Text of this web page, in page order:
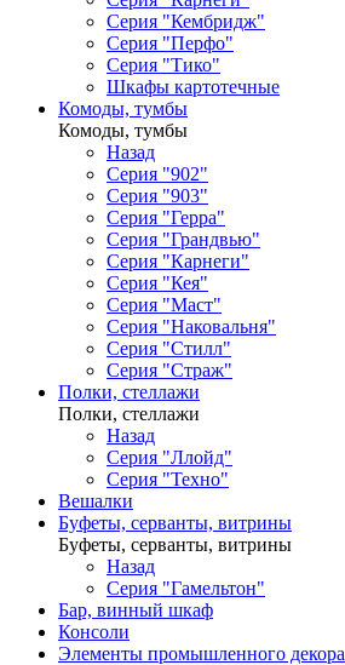
Серия "Кембридж"
Серия "Перфо"
Серия "Тико"
Шкафы картотечные
Комоды, тумбы
Комоды, тумбы
Назад
Серия "902"
Серия "903"
Серия "Герра"
Серия "Грандвью"
Серия "Карнеги"
Серия "Кея"
Серия "Маст"
Серия "Наковальня"
Серия "Стилл"
Серия "Страж"
Полки, стеллажи
Полки, стеллажи
Назад
Серия "Ллойд"
Серия "Техно"
Вешалки
Буфеты, серванты, витрины
Буфеты, серванты, витрины
Назад
Серия "Гамельтон"
Бар, винный шкаф
Консоли
Элементы промышленного декора